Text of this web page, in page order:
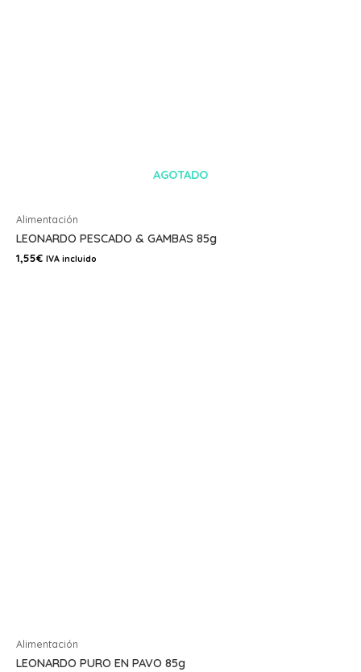
AGOTADO
Alimentación
LEONARDO PESCADO & GAMBAS 85g
1,55€ IVA incluido
Alimentación
LEONARDO PURO EN PAVO 85g